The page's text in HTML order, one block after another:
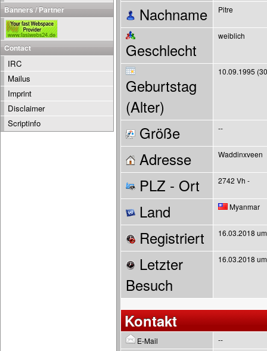
Nachname Pitre
Geschlecht
weiblich
Geburtstag
(Alter)
10.09.1995
Größe --
Adresse Waddinxveen
PLZ - Ort 2742 Vh -
Land Myanmar
Registriert 16.03.2018
Letzter
Besuch
16.03.2018
Kontakt
E-Mail --
Banners / Partner
Contact
IRC
Mailus
Imprint
Disclaimer
Scriptinfo